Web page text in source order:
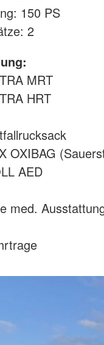
150 PS
2
MRT
HRT
OXIBAG
AED
med.